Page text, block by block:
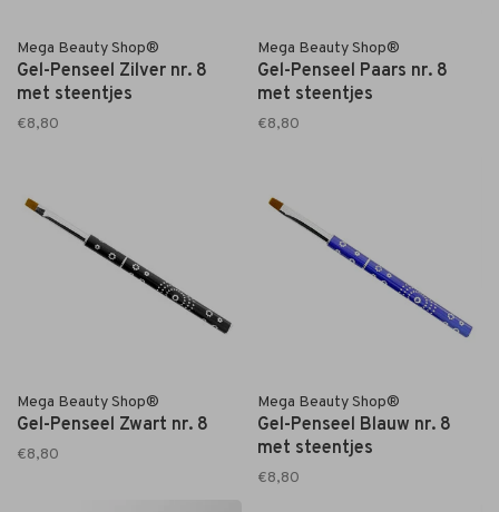
Mega Beauty Shop®
Gel-Penseel Zilver nr. 8
met steentjes
€8,80
Mega Beauty Shop®
Gel-Penseel Paars nr. 8
met steentjes
€8,80
Mega Beauty Shop®
Gel-Penseel Zwart nr. 8
€8,80
Mega Beauty Shop®
Gel-Penseel Blauw nr. 8
met steentjes
€8,80